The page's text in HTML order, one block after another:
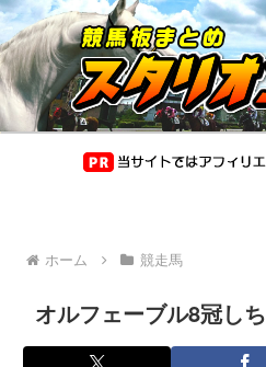
ホーム 競走馬
オルフェーブル8冠し